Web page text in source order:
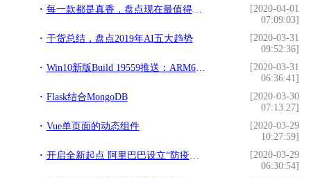
每一款都是真香，盘点现在最值得入手的4款手机
[2020-04-01
07:09:03]
干货总结，盘点2019年AI五大趋势
[2020-03-31
09:52:36]
Win10新版Build 19559推送：ARM64设备支持Hyper-V、修复中文输入法和绿屏BUG
[2020-03-31
06:36:41]
Flask结合MongoDB
[2020-03-30
07:13:27]
Vue单页面的动态组件
[2020-03-29
10:27:59]
开启全新起点 阿里巴巴设立“防疫直采全球寻源平台”
[2020-03-29
06:30:54]